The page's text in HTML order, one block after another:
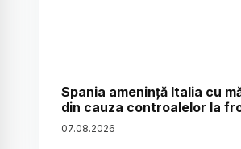
Spania amenință Italia cu
din cauza controalelor la
07.08.2026